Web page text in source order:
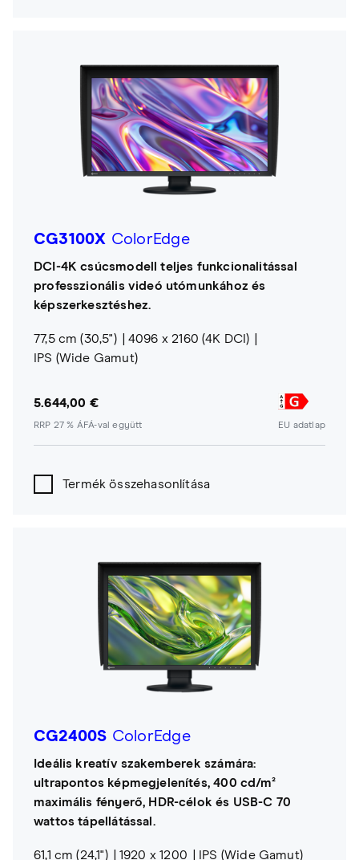
CG3100X ColorEdge
DCI-4K csúcsmodell teljes funkcionalitással
professzionális videó utómunkához és
képszerkesztéshez.
77,5 cm (30,5")
4096 x 2160 (4K DCI)
IPS (Wide Gamut)
5.644,00 €
RRP 27 % ÁFÁ-val együtt EU adatlap
Termék összehasonlítása
CG2400S ColorEdge
Ideális kreatív szakemberek számára:
ultrapontos képmegjelenítés, 400 cd/m²
maximális fényerő, HDR-célok és USB-C 70
wattos tápellátással.
61,1 cm (24,1") 1920 x 1200 IPS (Wide Gamut)